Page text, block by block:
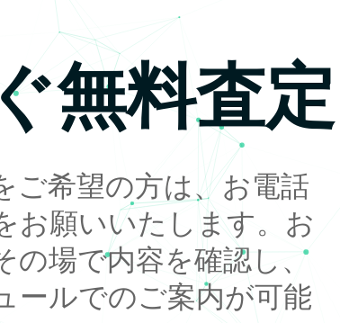
無料査定
ご希望の方は、お電話
お願いいたします。お
の場で内容を確認し、
ールでのご案内が可能